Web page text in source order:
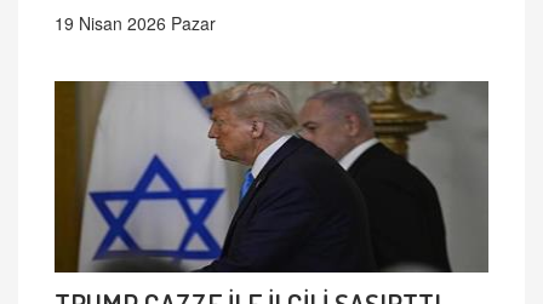
19 Nisan 2026 Pazar